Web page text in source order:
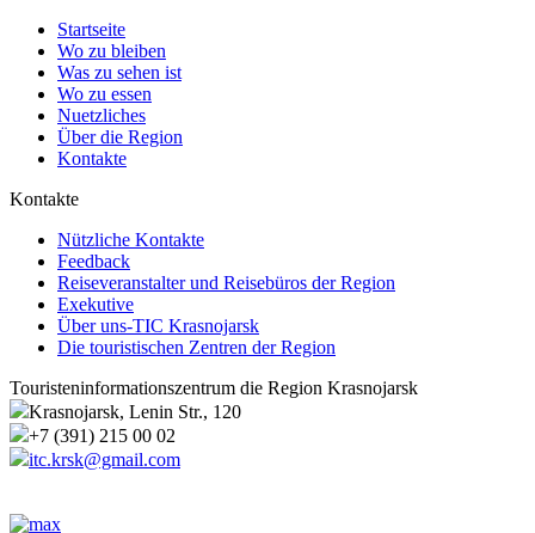
Startseite
Wo zu bleiben
Was zu sehen ist
Wo zu essen
Nuetzliches
Über die Region
Kontakte
Kontakte
Nützliche Kontakte
Feedback
Reiseveranstalter und Reisebüros der Region
Exekutive
Über uns-TIC Krasnojarsk
Die touristischen Zentren der Region
Touristeninformationszentrum die Region Krasnojarsk
Krasnojarsk, Lenin Str., 120
+7 (391) 215 00 02
itc.krsk@gmail.com